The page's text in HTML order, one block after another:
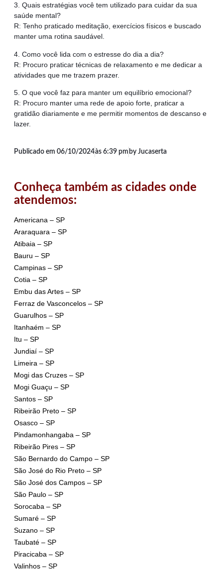
3. Quais estratégias você tem utilizado para cuidar da sua
saúde mental?
R: Tenho praticado meditação, exercícios físicos e buscado
manter uma rotina saudável.
4. Como você lida com o estresse do dia a dia?
R: Procuro praticar técnicas de relaxamento e me dedicar a
atividades que me trazem prazer.
5. O que você faz para manter um equilíbrio emocional?
R: Procuro manter uma rede de apoio forte, praticar a
gratidão diariamente e me permitir momentos de descanso e
lazer.
Publicado em 06/10/2024às 6:39 pm by Jucaserta
Conheça também as cidades onde
atendemos:
Americana – SP
Araraquara – SP
Atibaia – SP
Bauru – SP
Campinas – SP
Cotia – SP
Embu das Artes – SP
Ferraz de Vasconcelos – SP
Guarulhos – SP
Itanhaém – SP
Itu – SP
Jundiaí – SP
Limeira – SP
Mogi das Cruzes – SP
Mogi Guaçu – SP
Santos – SP
Ribeirão Preto – SP
Osasco – SP
Pindamonhangaba – SP
Ribeirão Pires – SP
São Bernardo do Campo – SP
São José do Rio Preto – SP
São José dos Campos – SP
São Paulo – SP
Sorocaba – SP
Sumaré – SP
Suzano – SP
Taubaté – SP
Piracicaba – SP
Valinhos – SP